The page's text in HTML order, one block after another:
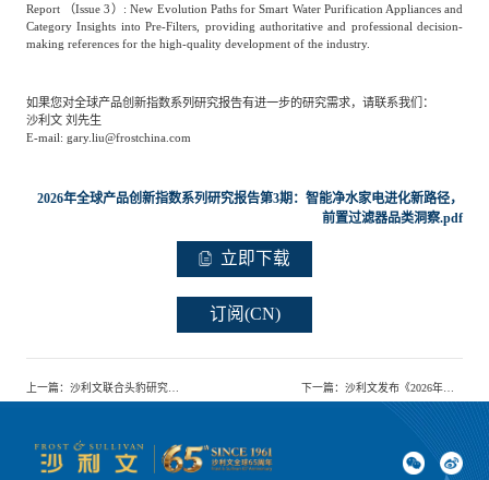
Report （Issue 3）: New Evolution Paths for Smart Water Purification Appliances and
Category Insights into Pre-Filters, providing authoritative and professional decision-
making references for the high-quality development of the industry.
如果您对全球产品创新指数系列研究报告有进一步的研究需求，请联系我们：
沙利文 刘先生
E-mail: gary.liu@frostchina.com
2026年全球产品创新指数系列研究报告第3期：智能净水家电进化新路径，
前置过滤器品类洞察.pdf
立即下载
订阅(CN)
上一篇： 沙利文联合头豹研究院发布《2026年亚太地区游戏行业数据库市场报告》 下一篇： 沙利文发布《2026年中国汽车研发测试行业独立市场研究报告》